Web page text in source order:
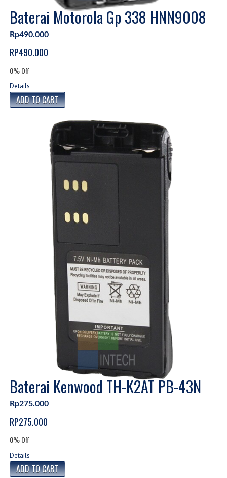
Baterai Motorola Gp 338 HNN9008
Rp490.000
RP490.000
0% Off
Details
Baterai Kenwood TH-K2AT PB-43N
Rp275.000
RP275.000
0% Off
Details